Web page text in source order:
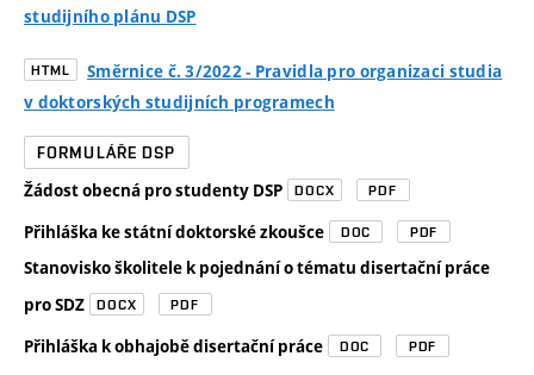
studijního plánu DSP
HTML
Směrnice č. 3/2022 - Pravidla pro organizaci studia
v doktorských studijních programech
FORMULÁŘE DSP
Žádost obecná pro studenty DSP DOCX PDF
Přihláška ke státní doktorské zkoušce DOC PDF
Stanovisko školitele k pojednání o tématu disertační práce
pro SDZ
DOCX PDF
Přihláška k obhajobě disertační práce DOC PDF